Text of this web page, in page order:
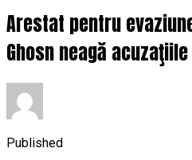
Arestat pentru
Ghosn neagă acuzaţiile
Published